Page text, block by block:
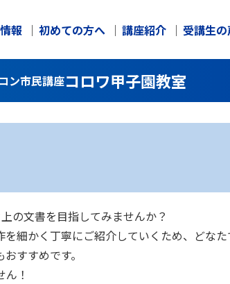
報 初めての方へ 講座紹介 受講生の
ン市民講座コロワ甲子園教室
の文書を目指してみませんか？
細かく丁寧にご紹介していくため、どな
すすめです。
！